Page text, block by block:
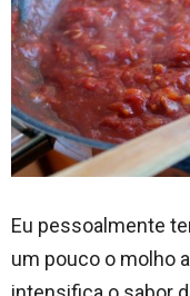
Eu pessoalmente
um pouco o molho